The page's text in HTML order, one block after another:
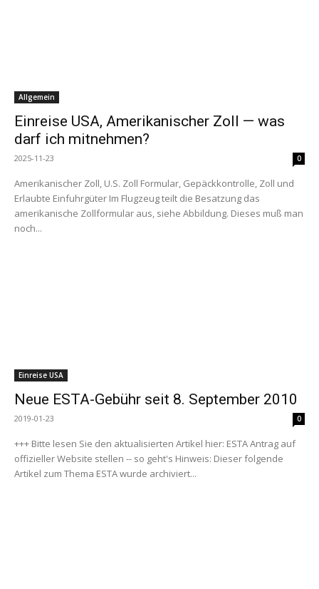
Allgemein
Einreise USA, Amerikanischer Zoll — was
darf ich mitnehmen?
2025-11-23 0
Amerikanischer Zoll, U.S. Zoll Formular, Gepäckkontrolle, Zoll und
Erlaubte Einfuhrgüter Im Flugzeug teilt die Besatzung das
amerikanische Zollformular aus, siehe Abbildung. Dieses muß man
noch...
Einreise USA
Neue ESTA-Gebühr seit 8. September 2010
2019-01-23 0
+++ Bitte lesen Sie den aktualisierten Artikel hier: ESTA Antrag auf
offizieller Website stellen -- so geht's Hinweis: Dieser folgende
Artikel zum Thema ESTA wurde archiviert...